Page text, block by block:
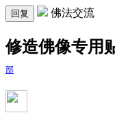
回复 佛法交流
修造佛像专用
部